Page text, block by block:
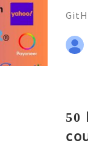
d's
50